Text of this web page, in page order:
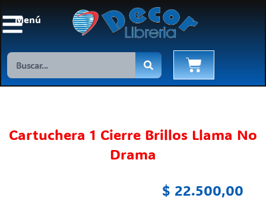
al
Menú
Search Cart
Cartuchera 1 Cierre Brillos Llama No
Drama
$ 22.500,00